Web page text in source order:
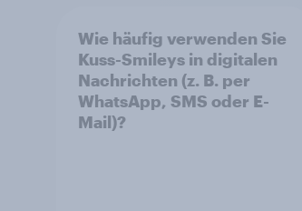
Wie häufig verwenden Sie
Kuss-Smileys in digitalen
Nachrichten (z. B. per
WhatsApp, SMS oder E-
Mail)?